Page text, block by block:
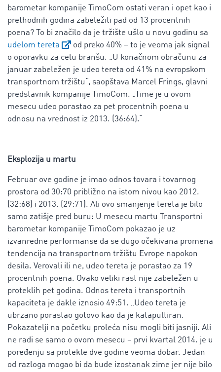
barometar kompanije TimoCom ostati veran i opet kao i
prethodnih godina zabeležiti pad od 13 procentnih
poena? To bi značilo da je tržište ušlo u novu godinu sa
udelom tereta
od preko 40% – to je veoma jak signal
o oporavku za celu branšu. „U konačnom obračunu za
januar zabeležen je udeo tereta od 41% na evropskom
transportnom tržištu“, saopštava Marcel Frings, glavni
predstavnik kompanije TimoCom. „Time je u ovom
mesecu udeo porastao za pet procentnih poena u
odnosu na vrednost iz 2013. (36:64).“
Eksplozija u martu
Februar ove godine je imao odnos tovara i tovarnog
prostora od 30:70 približno na istom nivou kao 2012.
(32:68) i 2013. (29:71). Ali ovo smanjenje tereta je bilo
samo zatišje pred buru: U mesecu martu Transportni
barometar kompanije TimoCom pokazao je uz
izvanredne performanse da se dugo očekivana promena
tendencija na transportnom tržištu Evrope napokon
desila. Verovali ili ne, udeo tereta je porastao za 19
procentnih poena. Ovako veliki rast nije zabeležen u
proteklih pet godina. Odnos tereta i transportnih
kapaciteta je dakle iznosio 49:51. „Udeo tereta je
ubrzano porastao gotovo kao da je katapultiran.
Pokazatelji na početku proleća nisu mogli biti jasniji. Ali
ne radi se samo o ovom mesecu – prvi kvartal 2014. je u
poređenju sa protekle dve godine veoma dobar. Jedan
od razloga mogao bi da bude izostanak zime jer nije bilo